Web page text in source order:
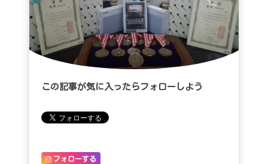
この記事が気に入ったらフォローしよう
フォローする